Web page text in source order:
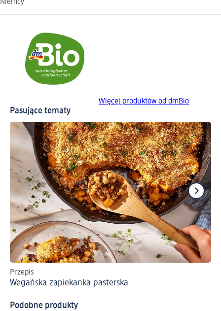
Niemcy
Więcej produktów od dmBio
Pasujące tematy
Przepis
Wegańska zapiekanka pasterska
Podobne produkty